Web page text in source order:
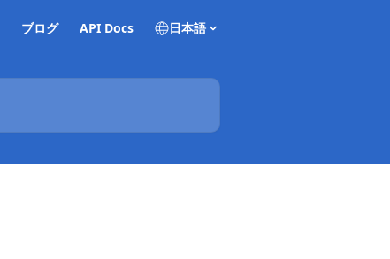
ブログ API Docs 日本語